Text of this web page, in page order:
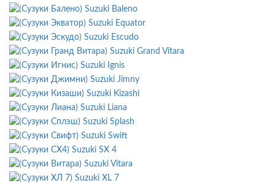
Suzuki Baleno
Suzuki Equator
Suzuki Escudo
Suzuki Grand Vitara
Suzuki Ignis
Suzuki Jimny
Suzuki Kizashi
Suzuki Liana
Suzuki Splash
Suzuki Swift
Suzuki SX 4
Suzuki Vitara
Suzuki XL 7